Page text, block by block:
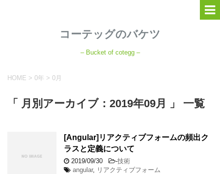
コーテッグのバケツ
– Bucket of cotegg –
HOME > 0年 > 0月
「 月別アーカイブ：2019年09月 」 一覧
[Angular]リアクティブフォームの頻出ク
ラスと定義について
2019/09/30 -技術
angular,
リアクティブフォーム